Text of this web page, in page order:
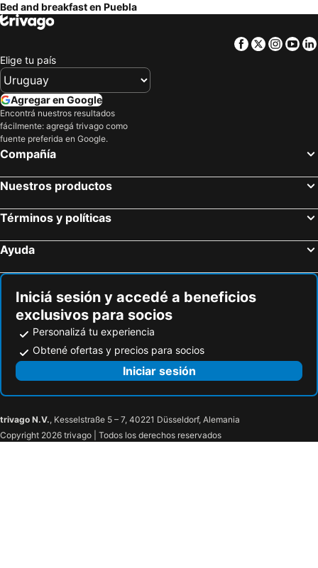
Bed and breakfast en Puebla
Facebook
Twitter
Elige tu país
Agregar en Google
Encontrá nuestros resultados
fácilmente: agregá trivago como
fuente preferida en Google.
Compañía
Nuestros productos
Términos y políticas
Ayuda
Iniciá sesión y accedé a beneficios
exclusivos para socios
Personalizá tu experiencia
Obtené ofertas y precios para socios
Iniciar sesión
trivago N.V., Kesselstraße 5 – 7, 40221 Düsseldorf, Alemania
Copyright 2026 trivago | Todos los derechos reservados